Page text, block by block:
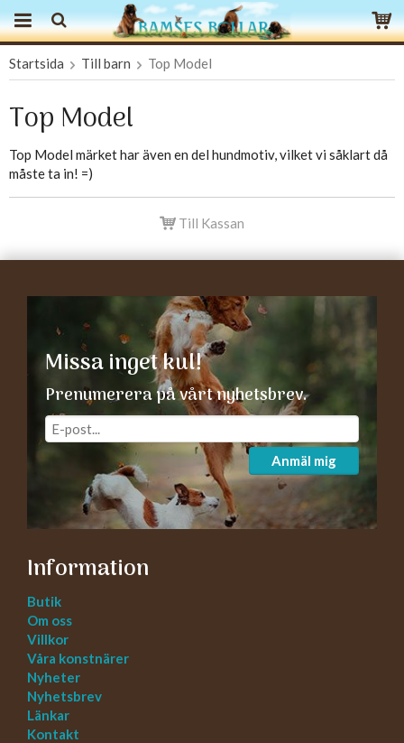
Produkten har blivit tillagd i varukorgen
Startsida Till barn Top Model
Top Model
Top Model märket har även en del hundmotiv, vilket vi såklart då
måste ta in! =)
Till Kassan
Missa inget kul!
Prenumerera på vårt nyhetsbrev.
Anmäl mig
Information
Butik
Om oss
Villkor
Våra konstnärer
Nyheter
Nyhetsbrev
Länkar
Kontakt